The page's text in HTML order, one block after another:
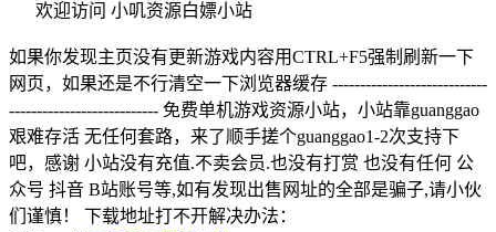
欢迎访问 小叽资源白嫖小站
如果你发现主页没有更新游戏内容用CTRL+F5强制刷新一下
网页，如果还是不行清空一下浏览器缓存 ----------------------------
--------------------------- 免费单机游戏资源小站，小站靠guanggao
艰难存活 无任何套路，来了顺手搓个guanggao1-2次支持下
吧，感谢 小站没有充值.不卖会员.也没有打赏 也没有任何 公
众号 抖音 B站账号等,如有发现出售网址的全部是骗子,请小伙
们谨慎！ 下载地址打不开解决办法：